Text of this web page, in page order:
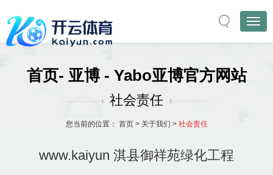
首页- 亚博 - Yabo亚博官方网站
社会责任
您当前的位置： 首页> 关于我们 > 社会责任
www.kaiyun 淇县御祥苑绿化工程